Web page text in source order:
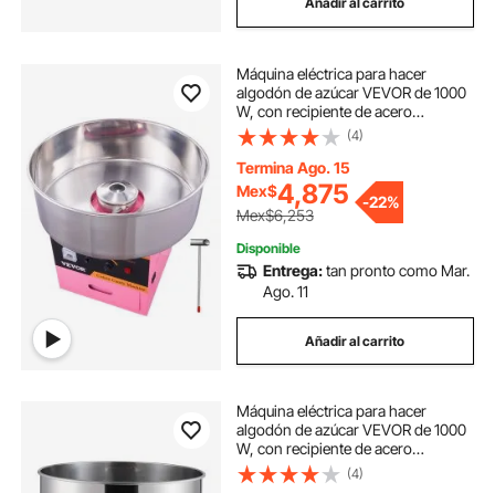
Máquina eléctrica para hacer
algodón de azúcar VEVOR de 1000
W, con recipiente de acero
inoxidable, cuchara para azúcar y
cajón, ideal para cumpleaños
infantiles y fiestas familiares. Rosa.
(4)
Termina Ago. 15
Mex$4,875
Mex$6,253
-22%
Disponible
Entrega:tan pronto como Mar.
Ago. 11
Añadir al carrito
Máquina eléctrica para hacer
algodón de azúcar VEVOR de 1000
W, con recipiente de acero
inoxidable y cuchara para azúcar,
ideal para cumpleaños infantiles y
(4)